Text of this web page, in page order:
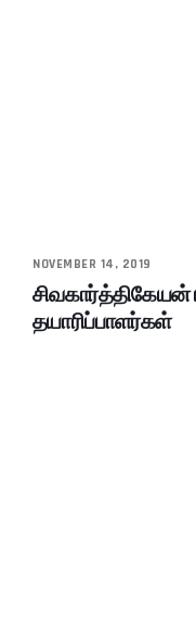
NOVEMBER 14, 2019
தயாரிப்பாளர்கள்